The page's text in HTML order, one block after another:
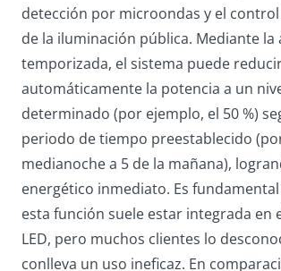
detección por microondas y el
de la iluminación pública. Mediante la
temporizada, el sistema puede
automáticamente la potencia a un
determinado (por ejemplo, el 50 %)
periodo de tiempo preestablecido
medianoche a 5 de la mañana),
energético inmediato. Es
esta función suele estar integrada en
LED, pero muchos clientes lo
conlleva un uso ineficaz. En